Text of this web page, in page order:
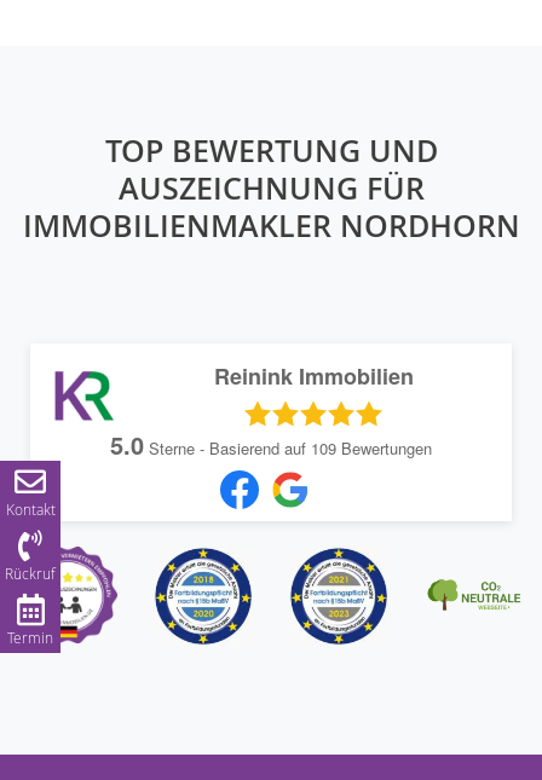
Kontakt
Rückruf
Termin
TOP BEWERTUNG UND
AUSZEICHNUNG FÜR
IMMOBILIENMAKLER NORDHORN
Reinink Immobilien
5.0 Sterne - Basierend auf 109 Bewertungen